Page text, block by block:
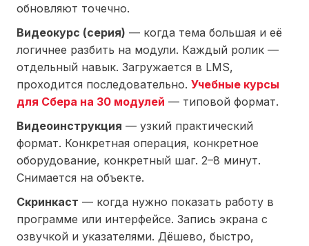
обновляют точечно.
Видеокурс (серия) — когда тема большая и её
логичнее разбить на модули. Каждый ролик —
отдельный навык. Загружается в LMS,
проходится последовательно. Учебные курсы
для Сбера на 30 модулей — типовой формат.
Видеоинструкция — узкий практический
формат. Конкретная операция, конкретное
оборудование, конкретный шаг. 2–8 минут.
Снимается на объекте.
Скринкаст — когда нужно показать работу в
программе или интерфейсе. Запись экрана с
озвучкой и указателями. Дёшево, быстро,